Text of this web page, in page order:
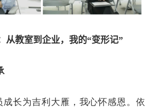
从教室到企业，我的“变形记”
成长为吉利大雁，我心怀感恩。依